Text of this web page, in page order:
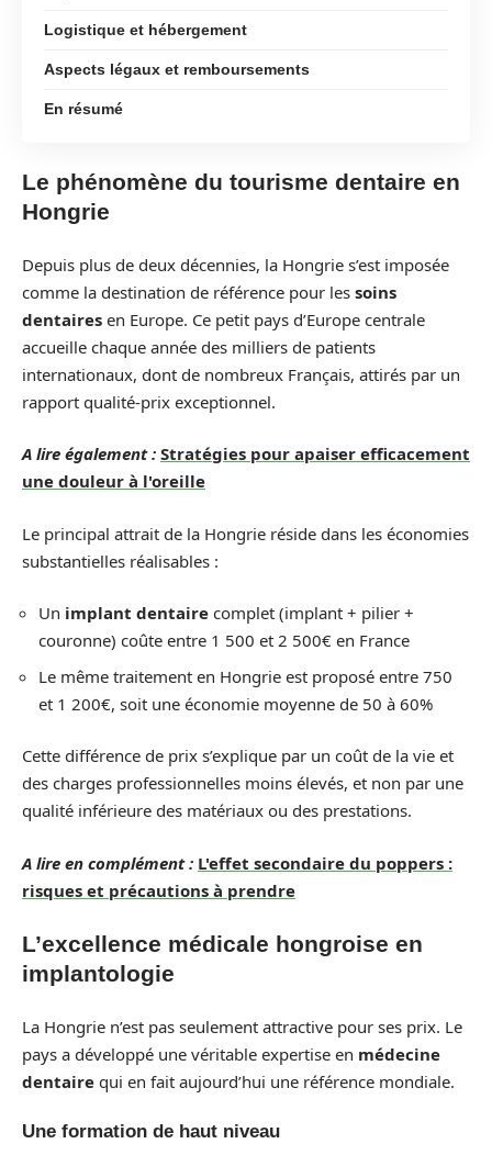
Logistique et hébergement
Aspects légaux et remboursements
En résumé
Le phénomène du tourisme dentaire en
Hongrie
Depuis plus de deux décennies, la Hongrie s’est imposée
comme la destination de référence pour les soins
dentaires en Europe. Ce petit pays d’Europe centrale
accueille chaque année des milliers de patients
internationaux, dont de nombreux Français, attirés par un
rapport qualité-prix exceptionnel.
A lire également : Stratégies pour apaiser efficacement
une douleur à l'oreille
Le principal attrait de la Hongrie réside dans les économies
substantielles réalisables :
Un implant dentaire complet (implant + pilier +
couronne) coûte entre 1 500 et 2 500€ en France
Le même traitement en Hongrie est proposé entre 750
et 1 200€, soit une économie moyenne de 50 à 60%
Cette différence de prix s’explique par un coût de la vie et
des charges professionnelles moins élevés, et non par une
qualité inférieure des matériaux ou des prestations.
A lire en complément : L'effet secondaire du poppers :
risques et précautions à prendre
L’excellence médicale hongroise en
implantologie
La Hongrie n’est pas seulement attractive pour ses prix. Le
pays a développé une véritable expertise en médecine
dentaire qui en fait aujourd’hui une référence mondiale.
Une formation de haut niveau